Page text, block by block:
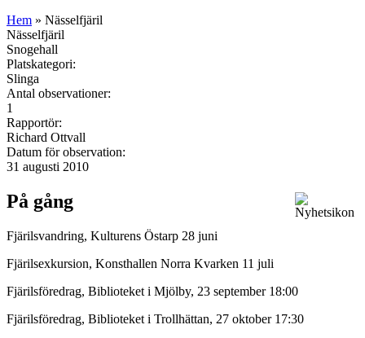
Hem » Nässelfjäril
Nässelfjäril
Snogehall
Platskategori:
Slinga
Antal observationer:
1
Rapportör:
Richard Ottvall
Datum för observation:
31 augusti 2010
På gång
Fjärilsvandring, Kulturens Östarp 28 juni
Fjärilsexkursion, Konsthallen Norra Kvarken 11 juli
Fjärilsföredrag, Biblioteket i Mjölby, 23 september 18:00
Fjärilsföredrag, Biblioteket i Trollhättan, 27 oktober 17:30